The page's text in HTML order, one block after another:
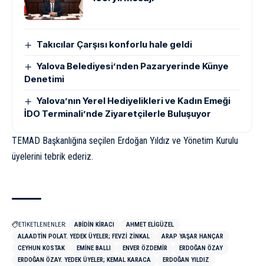
Takıcılar Çarşısı konforlu hale geldi
Yalova Belediyesi’nden Pazaryerinde Künye
Denetimi
Yalova’nın Yerel Hediyelikleri ve Kadın Emeği
İDO Terminali’nde Ziyaretçilerle Buluşuyor
TEMAD Başkanlığına seçilen Erdoğan Yıldız ve Yönetim Kurulu
üyelerini tebrik ederiz.
ETİKETLENENLER: ABIDIN KIRACI
AHMET ELIGÜZEL
ALAADTIN POLAT. YEDEK ÜYELER; FEVZI ZINKAL
ARAP YAŞAR HANÇAR
CEYHUN KOSTAK
EMINE BALLI ENVER ÖZDEMIR
ERDOĞAN ÖZAY
ERDOĞAN ÖZAY. YEDEK ÜYELER; KEMAL KARACA
ERDOĞAN YILDIZ